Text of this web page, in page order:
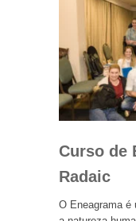
Curso de
Radaic
O Eneagrama é